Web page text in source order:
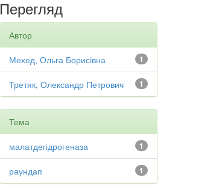
Перегляд
Автор
1
Мехед, Ольга Борисівна
1
Третяк, Олександр Петрович
Тема
1
малатдегідрогеназа
1
раундап